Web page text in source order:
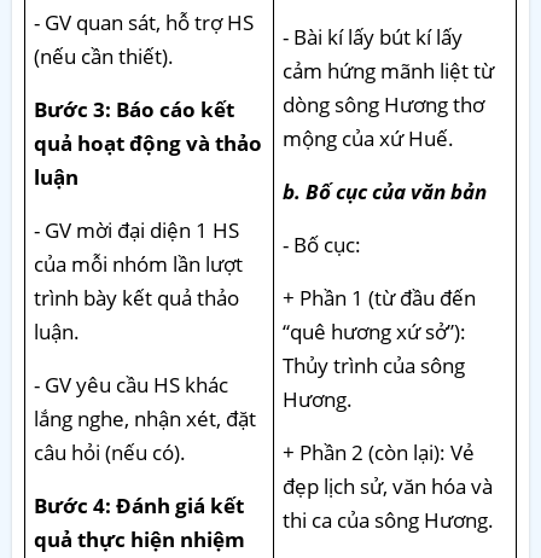
- GV quan sát, hỗ trợ HS
(nếu cần thiết).
Bước 3: Báo cáo kết
quả hoạt động và thảo
luận
- GV mời đại diện 1 HS
của mỗi nhóm lần lượt
trình bày kết quả thảo
luận.
- GV yêu cầu HS khác
lắng nghe, nhận xét, đặt
câu hỏi (nếu có).
Bước 4: Đánh giá kết
quả thực hiện nhiệm
- Bài kí lấy bút kí lấy
cảm hứng mãnh liệt từ
dòng sông Hương thơ
mộng của xứ Huế.
b. Bố cục của văn bản
- Bố cục:
+ Phần 1 (từ đầu đến
“quê hương xứ sở”):
Thủy trình của sông
Hương.
+ Phần 2 (còn lại): Vẻ
đẹp lịch sử, văn hóa và
thi ca của sông Hương.